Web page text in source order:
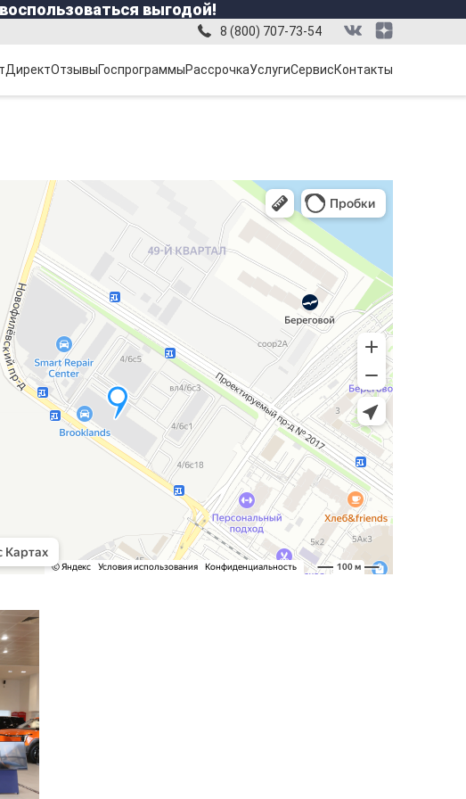
выгодой!
8 (800) 707-73-54
ДиректОтзывыГоспрограммыРассрочкаУслугиСервисКонтакты